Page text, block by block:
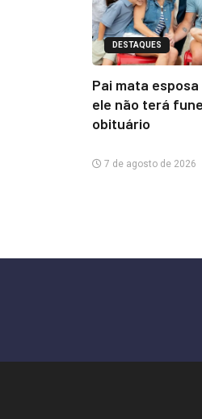
DESTAQUES
Pai mata
ele não terá
obituário
7 de agosto de 2026